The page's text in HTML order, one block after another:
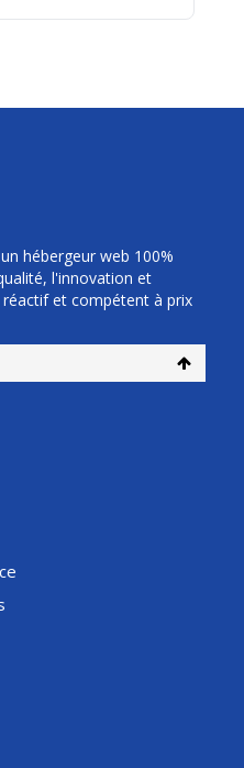
hébergeur web 100%
l'innovation et
et compétent à prix